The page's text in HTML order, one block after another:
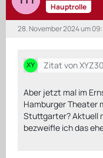
Hauptrolle
28. November 2024 um
Zitat von
Aber jetzt mal im
Hamburger Theater
Stuttgarter? Aktuell
bezweifle ich das